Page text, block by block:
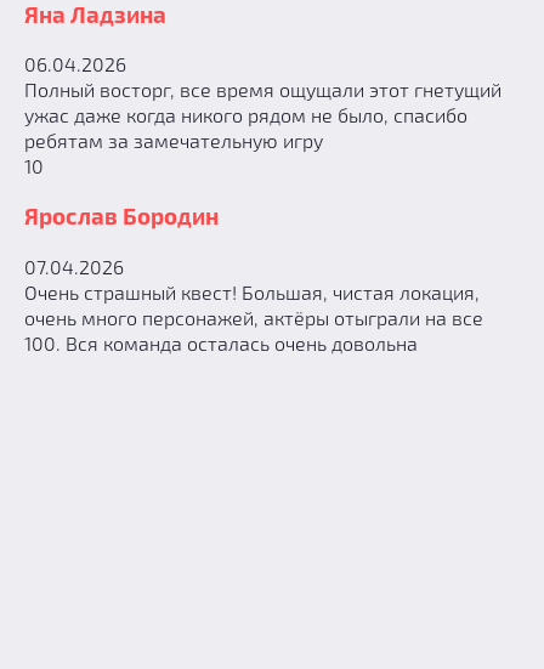
Яна Ладзина
06.04.2026
Полный восторг, все время ощущали этот гнетущий
ужас даже когда никого рядом не было, спасибо
ребятам за замечательную игру
10
Ярослав Бородин
07.04.2026
Очень страшный квест! Большая, чистая локация,
очень много персонажей, актёры отыграли на все
100. Вся команда осталась очень довольна